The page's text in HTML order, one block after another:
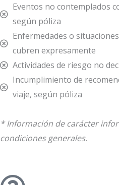
Eventos no contemplados
según póliza
Enfermedades o
cubren expresamente
Actividades de riesgo no
Incumplimiento de
viaje, según póliza
* Información de carácter
condiciones generales.